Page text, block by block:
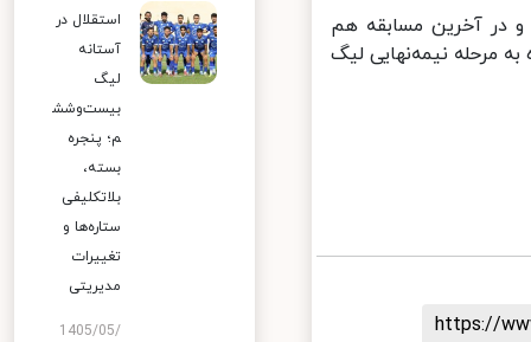
در آخرین مسابقه هم
مرحله نیمه‌نهایی لیگ
https://
استقلال در
آستانه
لیگ
بیست‌وشش
م؛ پنجره
بسته،
بلاتکلیفی
ستاره‌ها و
تغییرات
مدیریتی
1405/05/